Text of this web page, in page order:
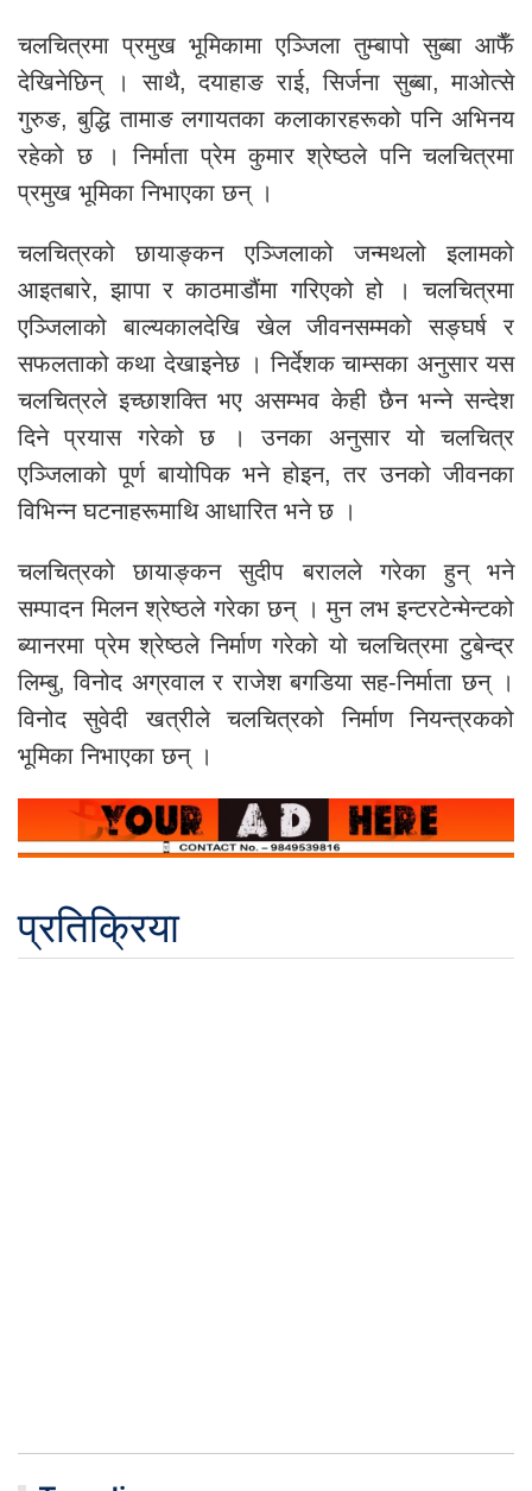
चलचित्रमा प्रमुख भूमिकामा एञ्जिला तुम्बापो सुब्बा आफैँ
देखिनेछिन् । साथै, दयाहाङ राई, सिर्जना सुब्बा, माओत्से
गुरुङ, बुद्धि तामाङ लगायतका कलाकारहरूको पनि अभिनय
रहेको छ । निर्माता प्रेम कुमार श्रेष्ठले पनि चलचित्रमा
प्रमुख भूमिका निभाएका छन् ।
चलचित्रको छायाङ्कन एञ्जिलाको जन्मथलो इलामको
आइतबारे, झापा र काठमाडौंमा गरिएको हो । चलचित्रमा
एञ्जिलाको बाल्यकालदेखि खेल जीवनसम्मको सङ्घर्ष र
सफलताको कथा देखाइनेछ । निर्देशक चाम्सका अनुसार यस
चलचित्रले इच्छाशक्ति भए असम्भव केही छैन भन्ने सन्देश
दिने प्रयास गरेको छ । उनका अनुसार यो चलचित्र
एञ्जिलाको पूर्ण बायोपिक भने होइन, तर उनको जीवनका
विभिन्न घटनाहरूमाथि आधारित भने छ ।
चलचित्रको छायाङ्कन सुदीप बरालले गरेका हुन् भने
सम्पादन मिलन श्रेष्ठले गरेका छन् । मुन लभ इन्टरटेन्मेन्टको
ब्यानरमा प्रेम श्रेष्ठले निर्माण गरेको यो चलचित्रमा टुबेन्द्र
लिम्बु, विनोद अग्रवाल र राजेश बगडिया सह-निर्माता छन् ।
विनोद सुवेदी खत्रीले चलचित्रको निर्माण नियन्त्रकको
भूमिका निभाएका छन् ।
प्रतिक्रिया